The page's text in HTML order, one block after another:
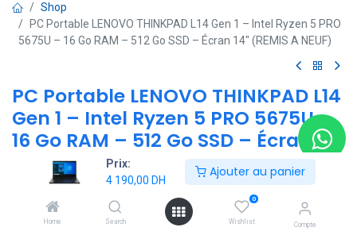
Prix:
4 190,00 DH
Ajouter au panier
Home Search
0
Wishlist Compte
Shop
PC Portable LENOVO THINKPAD L14 Gen 1 – Intel Ryzen 5 PRO
5675U – 16 Go RAM – 512 Go SSD – Écran 14" (REMIS A NEUF)
PC Portable LENOVO THINKPAD L14
Gen 1 – Intel Ryzen 5 PRO 5675U –
16 Go RAM – 512 Go SSD – Écran 14"
(REMIS A NEUF)
(0 avis)
-Processeur : Intel Ryzen 5 PRO 5675U
-Mémoire : 16 Go RAM DDR4 / DDR5 selon configuration